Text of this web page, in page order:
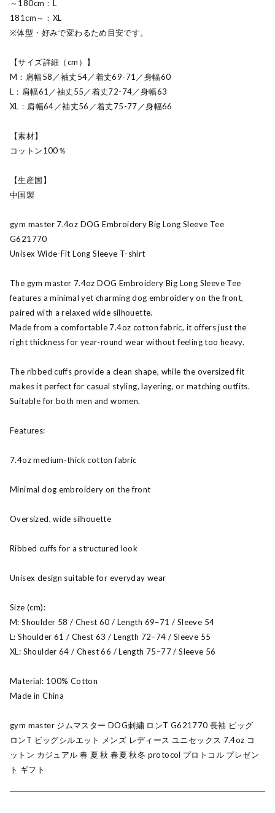
～180cm：L
181cm～：XL
※体型・好みで変わるため目安です。
【サイズ詳細（cm）】
M：肩幅58／袖丈54／着丈69-71／身幅60
L：肩幅61／袖丈55／着丈72-74／身幅63
XL：肩幅64／袖丈56／着丈75-77／身幅66
【素材】
コットン100％
【生産国】
中国製
gym master 7.4oz DOG Embroidery Big Long Sleeve Tee
G621770
Unisex Wide-Fit Long Sleeve T-shirt
The gym master 7.4oz DOG Embroidery Big Long Sleeve Tee
features a minimal yet charming dog embroidery on the front,
paired with a relaxed wide silhouette.
Made from a comfortable 7.4oz cotton fabric, it offers just the
right thickness for year-round wear without feeling too heavy.
The ribbed cuffs provide a clean shape, while the oversized fit
makes it perfect for casual styling, layering, or matching outfits.
Suitable for both men and women.
Features:
7.4oz medium-thick cotton fabric
Minimal dog embroidery on the front
Oversized, wide silhouette
Ribbed cuffs for a structured look
Unisex design suitable for everyday wear
Size (cm):
M: Shoulder 58 / Chest 60 / Length 69–71 / Sleeve 54
L: Shoulder 61 / Chest 63 / Length 72–74 / Sleeve 55
XL: Shoulder 64 / Chest 66 / Length 75–77 / Sleeve 56
Material: 100% Cotton
Made in China
gym master ジムマスター DOG刺繍 ロンT G621770 長袖 ビッグ
ロンT ビッグシルエット メンズ レディース ユニセックス 7.4oz コ
ットン カジュアル 春 夏 秋 春夏 秋冬 protocol プロトコル プレゼン
ト ギフト